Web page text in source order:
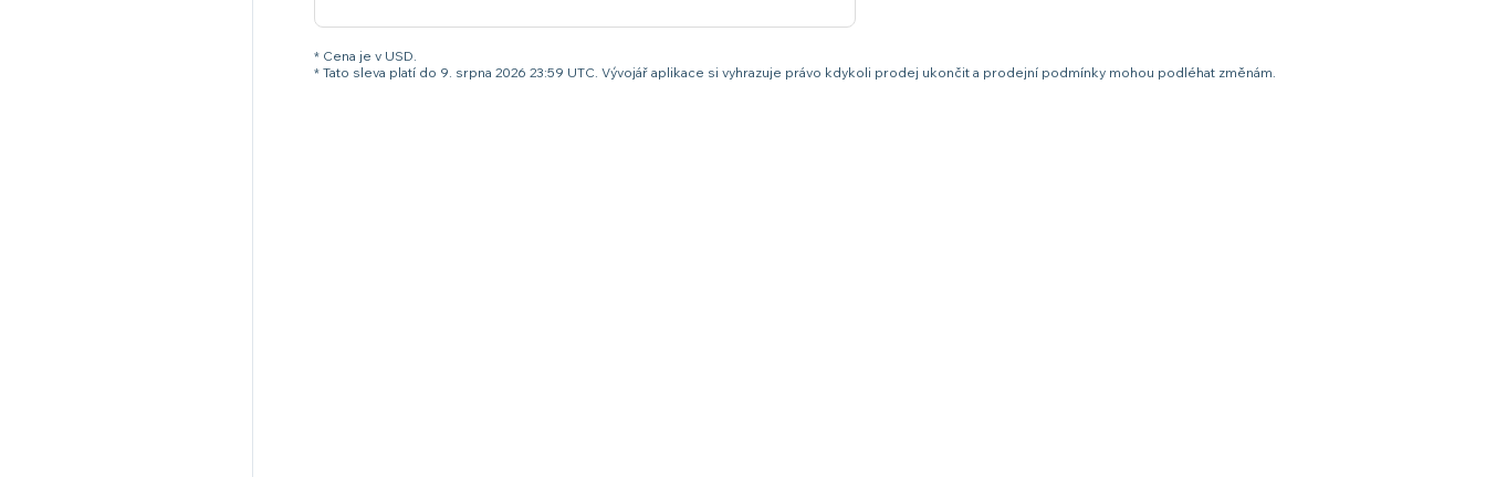
* Cena je v USD.
* Tato sleva platí do 9. srpna 2026 23:59 UTC. Vývojář aplikace si vyhrazuje právo kdykoli prodej ukončit a prodejní podmínky mohou podléhat změnám.